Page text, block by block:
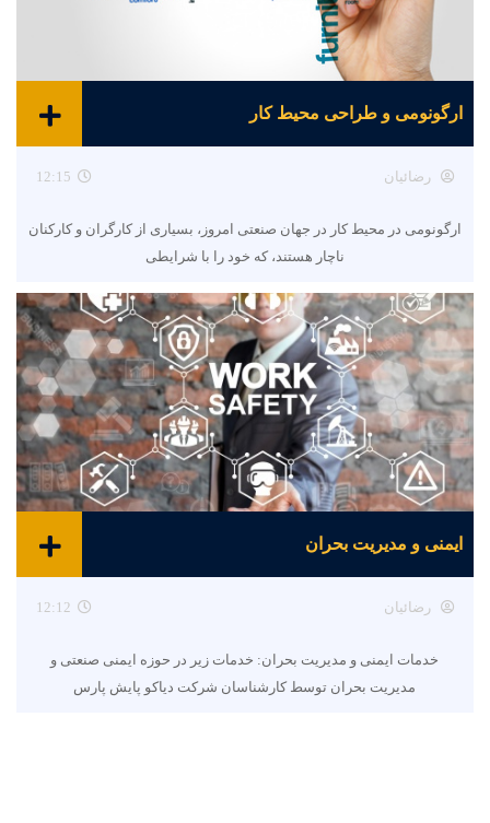
ارگونومی و طراحی محیط کار
رضائیان 12:15
ارگونومی در محیط کار در جهان صنعتی امروز، بسیاری از کارگران و کارکنان
ناچار هستند، که خود را با شرایطی
ایمنی و مدیریت بحران
رضائیان 12:12
خدمات ایمنی و مدیریت بحران: خدمات زیر در حوزه ایمنی صنعتی و
مدیریت بحران توسط کارشناسان شرکت دیاکو پایش پارس